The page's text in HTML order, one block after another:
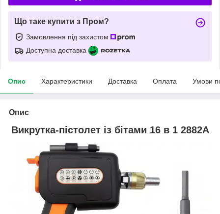
Що таке купити з Пром?
Замовлення під захистом
Доступна доставка
Опис Характеристики Доставка Оплата Умови
Опис
Викрутка-пістолет із бітами 16 в 1 2882A